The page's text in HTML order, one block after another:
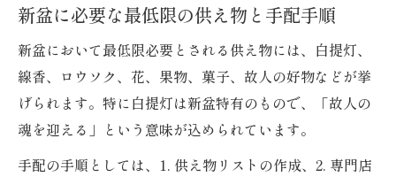
新盆に必要な最低限の供え物と手配手順
新盆において最低限必要とされる供え物には、白提灯、
線香、ロウソク、花、果物、菓子、故人の好物などが挙
げられます。特に白提灯は新盆特有のもので、「故人の
魂を迎える」という意味が込められています。
手配の手順としては、1. 供え物リストの作成、2. 専門店